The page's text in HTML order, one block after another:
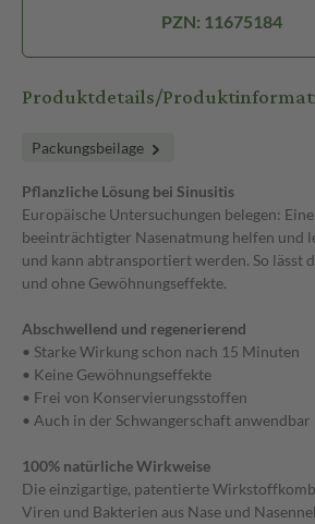
PZN: 11675184
Produktdetails/
Packungsbeilage
Pflanzliche Lösung bei Sinusitis
Europäische Untersuchungen belegen:
beeinträchtigter Nasenatmung helfen und
und kann abtransportiert werden. So lässt
und ohne Gewöhnungseffekte.
Abschwellend und regenerierend
• Starke Wirkung schon nach 15 Minuten
• Keine Gewöhnungseffekte
• Frei von Konservierungsstoffen
• Auch in der Schwangerschaft anwendbar
100% natürliche Wirkweise
Die einzigartige, patentierte
Viren und Bakterien aus Nase und